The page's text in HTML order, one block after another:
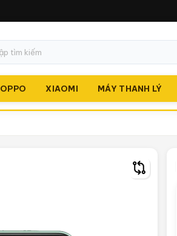
OPPO XIAOMI MÁY THANH LÝ